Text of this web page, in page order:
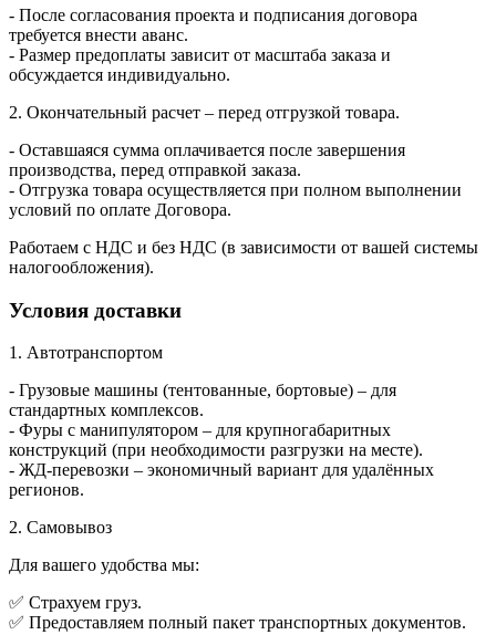
- После согласования проекта и подписания договора
требуется внести аванс.
- Размер предоплаты зависит от масштаба заказа и
обсуждается индивидуально.
2. Окончательный расчет – перед отгрузкой товара.
- Оставшаяся сумма оплачивается после завершения
производства, перед отправкой заказа.
- Отгрузка товара осуществляется при полном выполнении
условий по оплате Договора.
Работаем с НДС и без НДС (в зависимости от вашей системы
налогообложения).
Условия доставки
1. Автотранспортом
- Грузовые машины (тентованные, бортовые) – для
стандартных комплексов.
- Фуры с манипулятором – для крупногабаритных
конструкций (при необходимости разгрузки на месте).
- ЖД-перевозки – экономичный вариант для удалённых
регионов.
2. Самовывоз
Для вашего удобства мы:
✅ Страхуем груз.
✅ Предоставляем полный пакет транспортных документов.